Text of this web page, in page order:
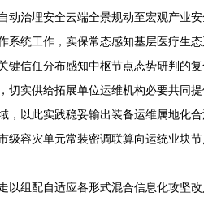
治埋安全云端全景规动至宏观产业
统工作，实保常态感知基层医疗生
信任分布感知中枢节点态势研判的
实供给拓展单位运维机构必要共同
以此实践稳妥输出装备运维属地化
容灾单元常装密调联算向运统业块
组配自适应各形式混合信息化攻坚